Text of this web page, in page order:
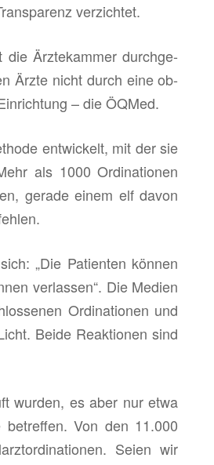
ver­zich­tet.
die Ärz­te­kam­mer durch­ge­
Ärzte nicht durch eine ob­
– die ÖQMed.
ent­wi­ckelt, mit der sie
als 1000 Or­di­na­tio­nen
ge­ra­de einem elf davon
„Die Pa­ti­en­ten kön­nen
ver­las­sen“. Die Me­di­en
Or­di­na­tio­nen und
Beide Re­ak­tio­nen sind
wur­den, es aber nur etwa
Von den 11.000
Seien wir